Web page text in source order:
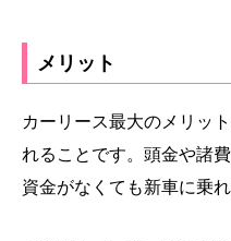
メリット
カーリース最大のメリッ
れることです。頭金や諸
資金がなくても新車に乗れ